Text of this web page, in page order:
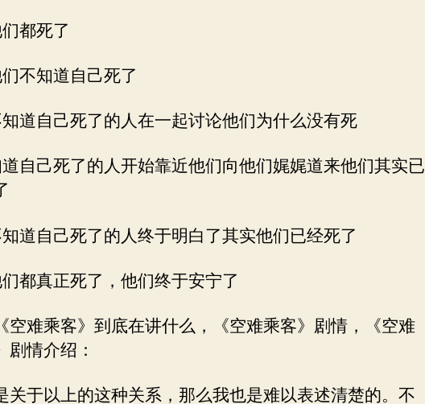
都死了
不知道自己死了
道自己死了的人在一起讨论他们为什么没有死
自己死了的人开始靠近他们向他们娓娓道来他们其实已
道自己死了的人终于明白了其实他们已经死了
都真正死了，他们终于安宁了
空难乘客》到底在讲什么，《空难乘客》剧情，《空难
剧情介绍：
关于以上的这种关系，那么我也是难以表述清楚的。不